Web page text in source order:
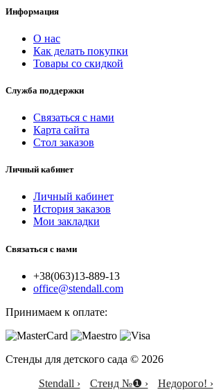
Информация
О нас
Как делать покупки
Товары со скидкой
Служба поддержки
Связаться с нами
Карта сайта
Стол заказов
Личный кабинет
Личный кабинет
История заказов
Мои закладки
Связаться с нами
+38(063)13-889-13
office@stendall.com
Принимаем к оплате:
Стенды для детского сада © 2026
Stendall › Стенд №❶ › Недорого! ›